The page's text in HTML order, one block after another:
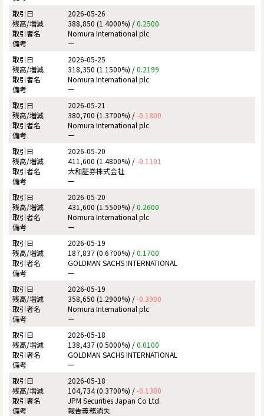
2026-05-26
388,850 (1.4000%) /0.2500
Nomura International plc
ー
2026-05-25
318,350 (1.1500%) /0.2199
Nomura International plc
ー
2026-05-21
380,700 (1.3700%) /-0.1800
Nomura International plc
ー
2026-05-20
411,600 (1.4800%) /-0.1101
大和証券株式会社
ー
2026-05-20
431,600 (1.5500%) /0.2600
Nomura International plc
ー
2026-05-19
187,837 (0.6700%) /0.1700
GOLDMAN SACHS INTERNATIONAL
ー
2026-05-19
358,650 (1.2900%) /-0.3900
Nomura International plc
ー
2026-05-18
138,437 (0.5000%) /0.0100
GOLDMAN SACHS INTERNATIONAL
ー
2026-05-18
104,734 (0.3700%) /-0.1300
JPM Securities Japan Co Ltd.
報告義務消失